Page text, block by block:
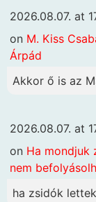
2026.08.07. at
on M. Kiss
Árpád
Akkor ő is az
2026.08.07. at
on Ha mondjuk
nem
ha zsidók